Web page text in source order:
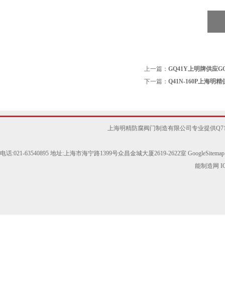
上一篇： GQ41Y上明牌供应
下一篇： Q41N-160P上海明
上海明精防腐阀门制造有限公司专业提供
电话:021-63540895 地址:上海市海宁路1399号众昌金城大厦2619-2622室 GoogleSitemap
能制造网